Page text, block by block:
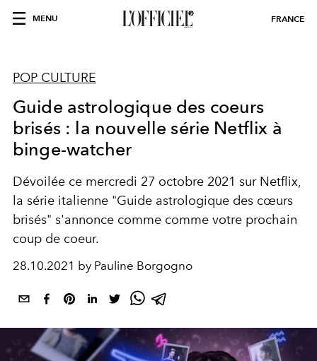
MENU FRANCE
POP CULTURE
Guide astrologique des coeurs
brisés : la nouvelle série Netflix à
binge-watcher
Dévoilée ce mercredi 27 octobre 2021 sur Netflix,
la série italienne "Guide astrologique des cœurs
brisés" s'annonce comme comme votre prochain
coup de coeur.
28.10.2021 by Pauline Borgogno